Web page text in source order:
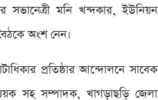
মনি খন্দকার, ইউনিয়ন
অংশ নেন।
প্রতিষ্ঠার আন্দোলনে সাবেক
সহ সম্পাদক, খাগড়াছড়ি জেলা